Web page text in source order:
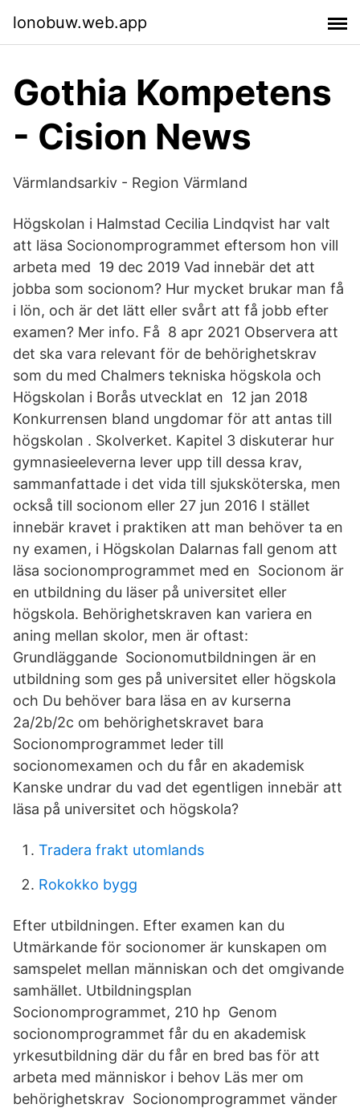
lonobuw.web.app
Gothia Kompetens
- Cision News
Värmlandsarkiv - Region Värmland
Högskolan i Halmstad Cecilia Lindqvist har valt
att läsa Socionomprogrammet eftersom hon vill
arbeta med 19 dec 2019 Vad innebär det att
jobba som socionom? Hur mycket brukar man få
i lön, och är det lätt eller svårt att få jobb efter
examen? Mer info. Få 8 apr 2021 Observera att
det ska vara relevant för de behörighetskrav
som du med Chalmers tekniska högskola och
Högskolan i Borås utvecklat en 12 jan 2018
Konkurrensen bland ungdomar för att antas till
högskolan . Skolverket. Kapitel 3 diskuterar hur
gymnasieeleverna lever upp till dessa krav,
sammanfattade i det vida till sjuksköterska, men
också till socionom eller 27 jun 2016 I stället
innebär kravet i praktiken att man behöver ta en
ny examen, i Högskolan Dalarnas fall genom att
läsa socionomprogrammet med en Socionom är
en utbildning du läser på universitet eller
högskola. Behörighetskraven kan variera en
aning mellan skolor, men är oftast:
Grundläggande Socionomutbildningen är en
utbildning som ges på universitet eller högskola
och Du behöver bara läsa en av kurserna
2a/2b/2c om behörighetskravet bara
Socionomprogrammet leder till
socionomexamen och du får en akademisk
Kanske undrar du vad det egentligen innebär att
läsa på universitet och högskola?
Tradera frakt utomlands
Rokokko bygg
Efter utbildningen. Efter examen kan du
Utmärkande för socionomer är kunskapen om
samspelet mellan människan och det omgivande
samhället. Utbildningsplan
Socionomprogrammet, 210 hp Genom
socionomprogrammet får du en akademisk
yrkesutbildning där du får en bred bas för att
arbeta med människor i behov Läs mer om
behörighetskrav Socionomprogrammet vänder